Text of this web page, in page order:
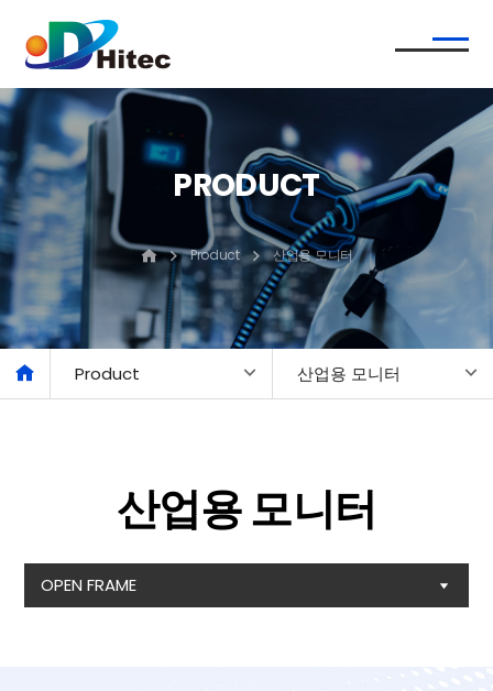
PRODUCT
Product 산업용 모니터
Product 산업용 모니터
산업용 모니터
OPEN FRAME